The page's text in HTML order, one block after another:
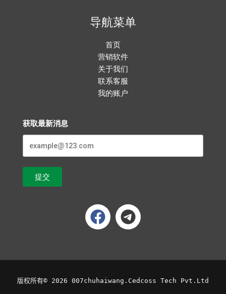
导航菜单
首页
营销软件
关于我们
联系客服
我的账户
获取最新消息
提交
版权所有© 2026 007chuhaiwang.Cedcoss Tech Pvt.Ltd